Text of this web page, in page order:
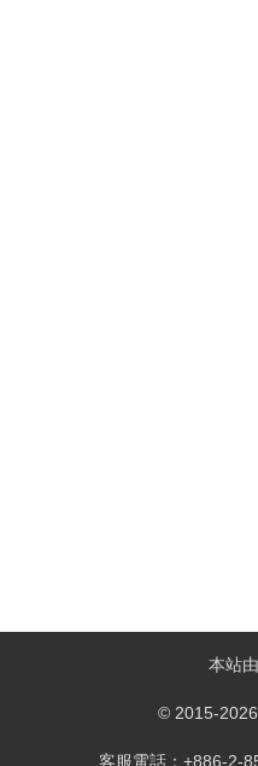
本站
© 2015-2026
客服電話：+886-2-